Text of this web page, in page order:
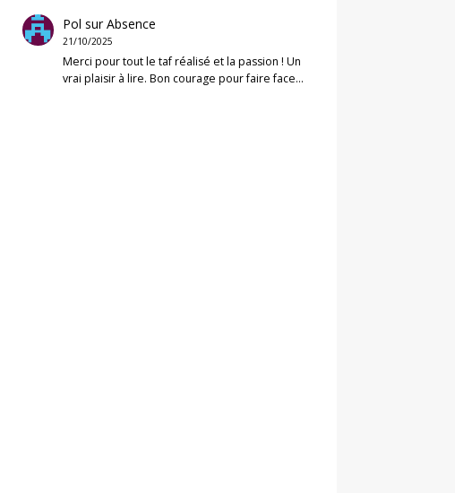
Pol surAbsence
21/10/2025
Merci pour tout le taf réalisé et la passion ! Un
vrai plaisir à lire. Bon courage pour faire face…